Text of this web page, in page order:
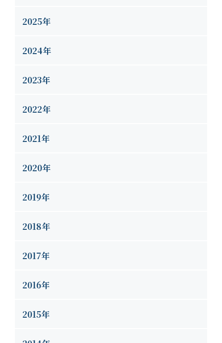
2025年
2024年
2023年
2022年
2021年
2020年
2019年
2018年
2017年
2016年
2015年